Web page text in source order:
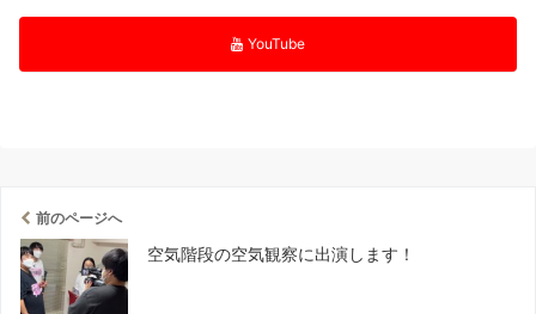
YouTube
前のページへ
空気階段の空気観察に出演します！